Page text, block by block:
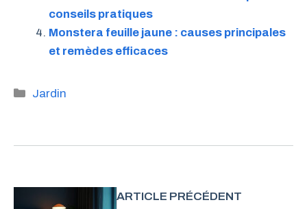
conseils pratiques
Monstera feuille jaune : causes principales
et remèdes efficaces
Catégories
Jardin
ARTICLE PRÉCÉDENT